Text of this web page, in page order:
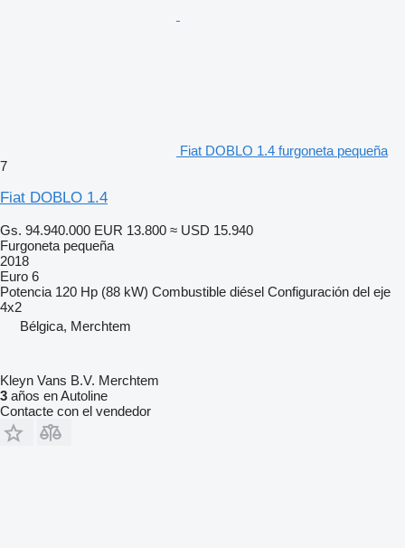
Fiat DOBLO 1.4 furgoneta pequeña
7
Fiat DOBLO 1.4
Gs. 94.940.000 EUR 13.800 ≈ USD 15.940
Furgoneta pequeña
2018
Euro 6
Potencia 120 Hp (88 kW) Combustible diésel Configuración del eje
4x2
Bélgica, Merchtem
Kleyn Vans B.V. Merchtem
3 años en Autoline
Contacte con el vendedor